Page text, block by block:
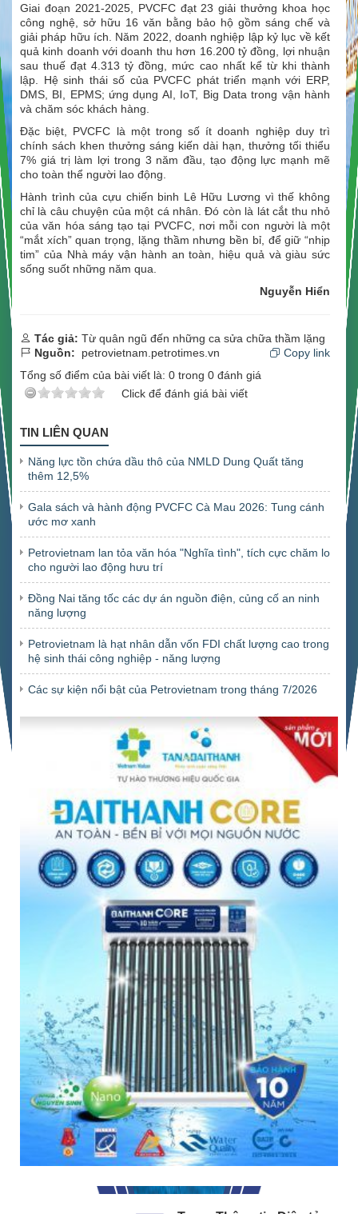
Giai đoạn 2021-2025, PVCFC đạt 23 giải thưởng khoa học
công nghệ, sở hữu 16 văn bằng bảo hộ gồm sáng chế và
giải pháp hữu ích. Năm 2022, doanh nghiệp lập kỷ lục về kết
quả kinh doanh với doanh thu hơn 16.200 tỷ đồng, lợi nhuận
sau thuế đạt 4.313 tỷ đồng, mức cao nhất kể từ khi thành
lập. Hệ sinh thái số của PVCFC phát triển mạnh với ERP,
DMS, BI, EPMS; ứng dụng AI, IoT, Big Data trong vận hành
và chăm sóc khách hàng.
Đặc biệt, PVCFC là một trong số ít doanh nghiệp duy trì
chính sách khen thưởng sáng kiến dài hạn, thưởng tối thiểu
7% giá trị làm lợi trong 3 năm đầu, tạo động lực mạnh mẽ
cho toàn thể người lao động.
Hành trình của cựu chiến binh Lê Hữu Lương vì thế không
chỉ là câu chuyện của một cá nhân. Đó còn là lát cắt thu nhỏ
của văn hóa sáng tạo tại PVCFC, nơi mỗi con người là một
“mắt xích” quan trọng, lặng thầm nhưng bền bỉ, để giữ “nhịp
tim” của Nhà máy vận hành an toàn, hiệu quả và giàu sức
sống suốt những năm qua.
Nguyễn Hiển
Tác giả: Từ quân ngũ đến những ca sửa chữa thầm lặng
Nguồn:
petrovietnam.petrotimes.vn
Copy link
Tổng số điểm của bài viết là: 0 trong 0 đánh giá
Click để đánh giá bài viết
TIN LIÊN QUAN
Năng lực tồn chứa dầu thô của NMLD Dung Quất tăng
thêm 12,5%
Gala sách và hành động PVCFC Cà Mau 2026: Tung cánh
ước mơ xanh
Petrovietnam lan tỏa văn hóa "Nghĩa tình", tích cực chăm lo
cho người lao động hưu trí
Đồng Nai tăng tốc các dự án nguồn điện, củng cố an ninh
năng lượng
Petrovietnam là hạt nhân dẫn vốn FDI chất lượng cao trong
hệ sinh thái công nghiệp - năng lượng
Các sự kiện nổi bật của Petrovietnam trong tháng 7/2026